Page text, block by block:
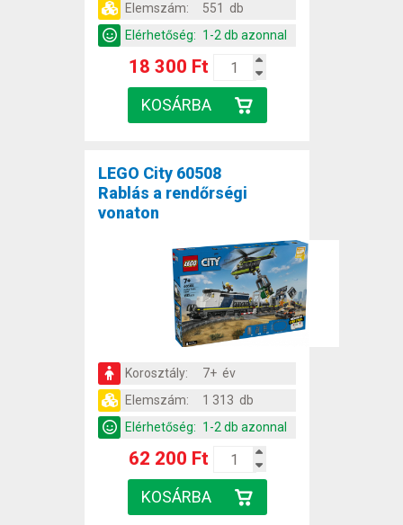
Elemszám:
551 db
Elérhetőség: 1-2 db azonnal
18 300 Ft
LEGO City 60508
Rablás a rendőrségi
vonaton
Korosztály:
7+ év
Elemszám:
1 313 db
Elérhetőség: 1-2 db azonnal
62 200 Ft